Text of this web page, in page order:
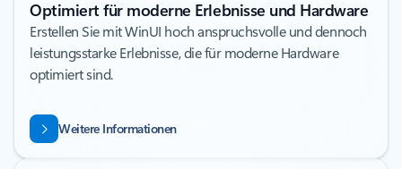
Optimiert für moderne Erlebnisse und Hardware
Erstellen Sie mit WinUI hoch anspruchsvolle und dennoch
leistungsstarke Erlebnisse, die für moderne Hardware
optimiert sind.
Weitere Informationen